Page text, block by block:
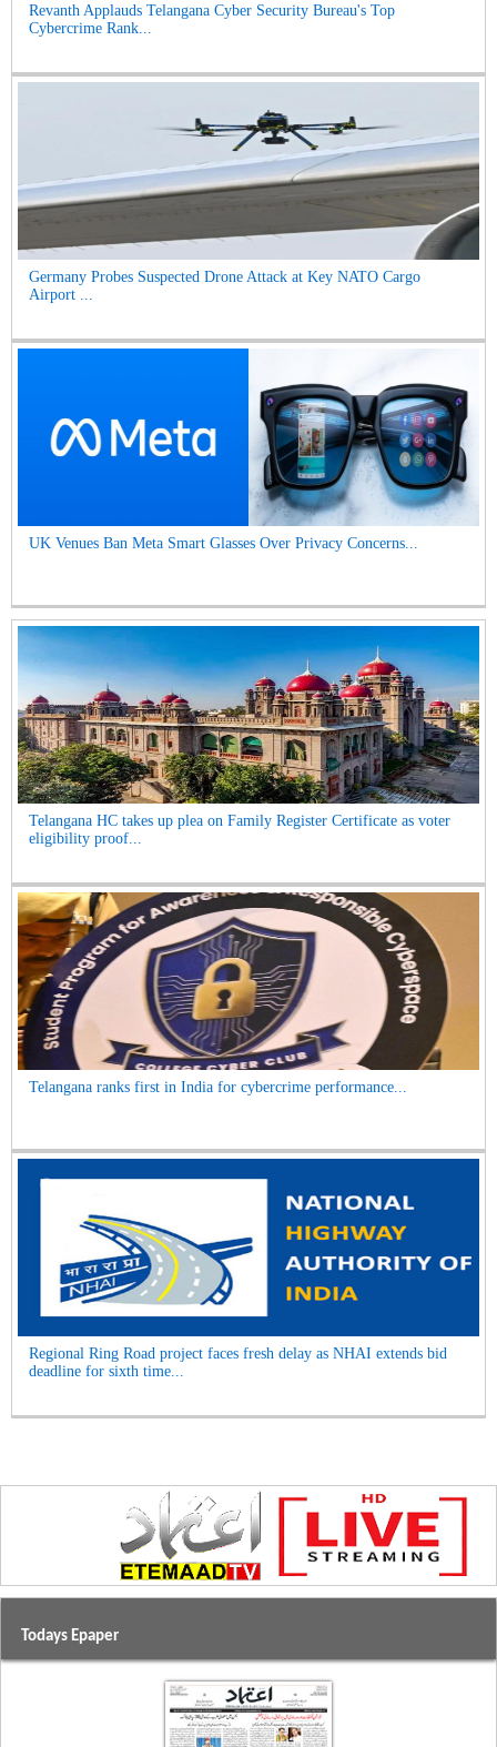
Revanth Applauds Telangana Cyber Security Bureau's Top
Cybercrime Rank...
Germany Probes Suspected Drone Attack at Key NATO Cargo
Airport ...
UK Venues Ban Meta Smart Glasses Over Privacy Concerns...
Telangana HC takes up plea on Family Register Certificate as voter
eligibility proof...
Telangana ranks first in India for cybercrime performance...
Regional Ring Road project faces fresh delay as NHAI extends bid
deadline for sixth time...
Todays Epaper